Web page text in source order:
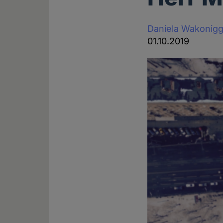
Daniela
01.10.2019